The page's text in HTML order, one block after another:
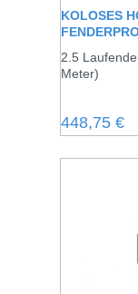
KOLOSES
2.5
Meter)
Regulärer
448,75 €